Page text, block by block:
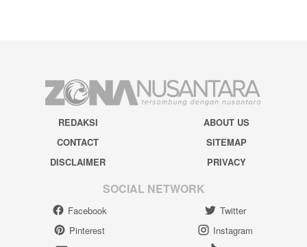
REDAKSI
ABOUT US
CONTACT
SITEMAP
DISCLAIMER
PRIVACY
SOCIAL NETWORK
Facebook
Twitter
Pinterest
Instagram